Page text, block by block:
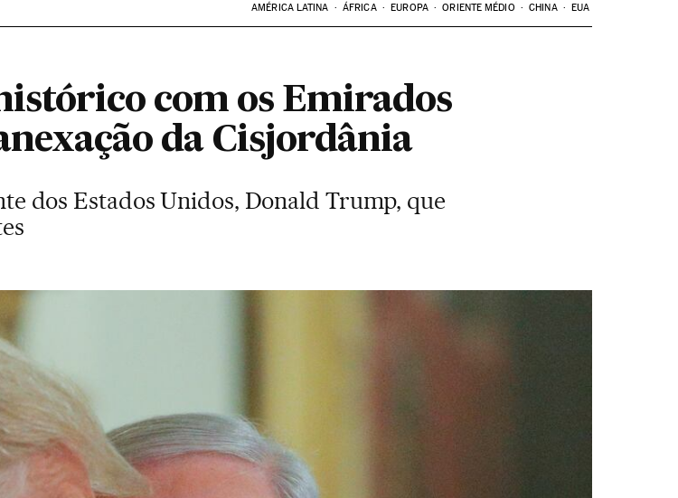
AMÉRICA LATINA ÁFRICA EUROPA ORIENTE MÉDIO CHINA EUA
com os Emirados
da Cisjordânia
dos Estados Unidos, Donald Trump, que